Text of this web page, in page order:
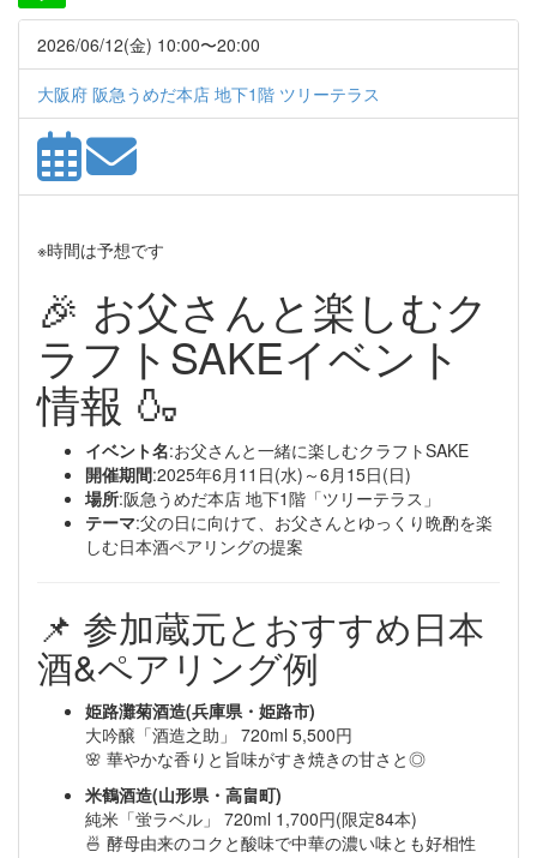
2026/06/12(金) 10:00〜20:00
大阪府 阪急うめだ本店 地下1階 ツリーテラス
※時間は予想です
🎉 お父さんと楽しむク
ラフトSAKEイベント
情報 🍶
イベント名:お父さんと一緒に楽しむクラフトSAKE
開催期間:2025年6月11日(水)～6月15日(日)
場所:阪急うめだ本店 地下1階「ツリーテラス」
テーマ:父の日に向けて、お父さんとゆっくり晩酌を楽
しむ日本酒ペアリングの提案
📌 参加蔵元とおすすめ日本
酒&ペアリング例
姫路灘菊酒造(兵庫県・姫路市)
大吟醸「酒造之助」 720ml 5,500円
🌸 華やかな香りと旨味がすき焼きの甘さと◎
米鶴酒造(山形県・高畠町)
純米「蛍ラベル」 720ml 1,700円(限定84本)
🍜 酵母由来のコクと酸味で中華の濃い味とも好相性